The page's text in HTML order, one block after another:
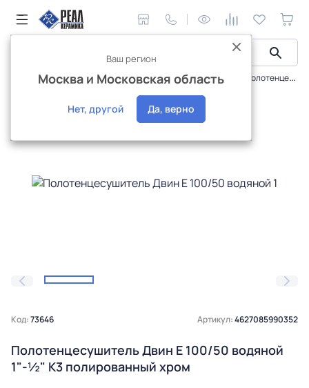
Сантехника и аксессуары Полотенцесушители Полотенцесушитель Двин E 100/50 водяной 1"-½" К3 полированный хром
Интернет-магазин
Код:73646 Артикул:4627085990352
Полотенцесушитель Двин E 100/50 водяной
1"-½" К3 полированный хром
Ваш регион
Москва и Московская область
Нет, другой Да, верно